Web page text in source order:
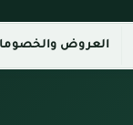
العروض